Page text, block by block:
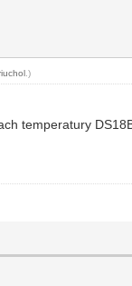
.)
temperatury